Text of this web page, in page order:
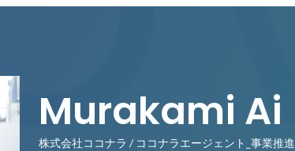
Murakami Ai
株式会社ココナラ / ココナラエージェント_事業推進